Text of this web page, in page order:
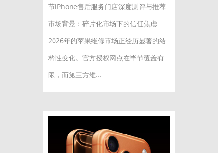
节iPhone售后服务门店深度测评与推荐
市场背景：碎片化市场下的信任焦虑
2026年的苹果维修市场正经历显著的结
构性变化。官方授权网点在毕节覆盖有
限，而第三方维...